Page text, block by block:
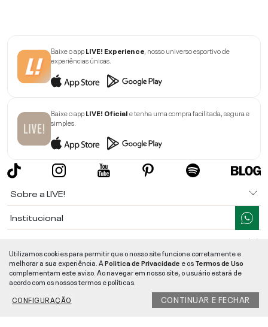
Baixe o appLIVE! Experience , nosso universo esportivo de
experiências únicas.
Baixe o appLIVE! Oficiale tenha uma compra facilitada, segura e
simples.
Sobre a LIVE!
Institucional
Ajuda
Segurança e Qualidade
LIVE!©2026- TODOS OS DIREITOS RESERVADOS -RUA MANOEL FRANCISCO
Utilizamos cookies para permitir que o nosso site funcione corretamente e
melhorar a sua experiência. APolitica de Privacidade e osTermos de Uso
complementam este aviso. Ao navegar em nosso site, o usuário estará de
acordo com os nossos termos e políticas.
CONFIGURAÇÃO
CONTINUAR E FECHAR